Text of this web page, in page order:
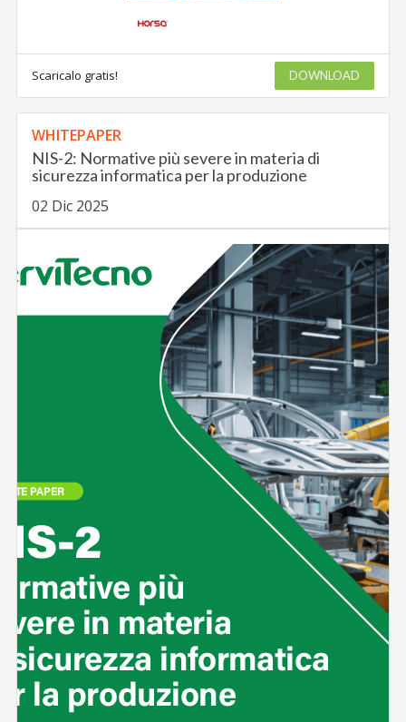
Scaricalo gratis! DOWNLOAD
WHITEPAPER
NIS-2: Normative più severe in materia di
sicurezza informatica per la produzione
02 Dic 2025